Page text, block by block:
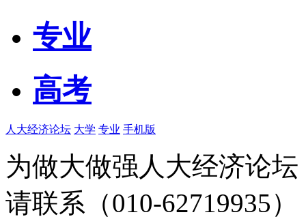
专业
高考
人大经济论坛 大学 专业 手机版
为做大做强人大经济论
请联系（010-62719935）